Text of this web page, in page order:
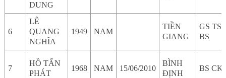
DUNG
6
LÊ
QUANG
NGHĨA
1949 NAM
TIỀN
GIANG
GS TS
BS
7
HỒ TẤN
PHÁT
1968 NAM 15/06/2010
BÌNH
ĐỊNH
BS